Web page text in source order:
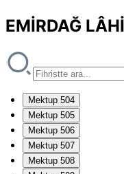
EMİRDAĞ
Mektup 504
Mektup 505
Mektup 506
Mektup 507
Mektup 508